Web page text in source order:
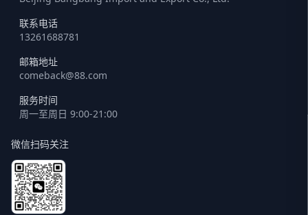
联系电话
13261688781
邮箱地址
comeback@88.com
服务时间
周一至周日 9:00-21:00
微信扫码关注